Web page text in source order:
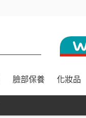
臉部保養 化妝品